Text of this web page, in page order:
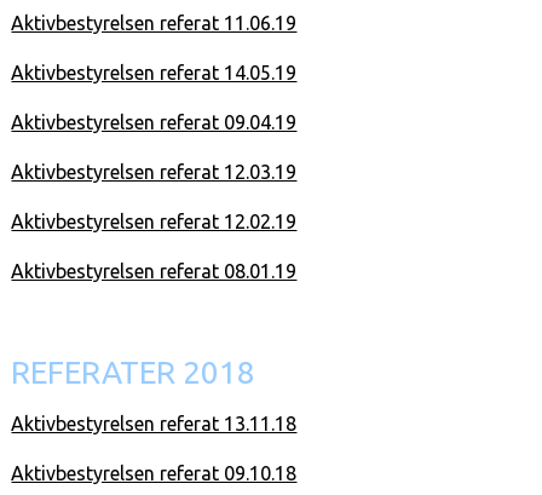
Aktivbestyrelsen referat 11.06.19
Aktivbestyrelsen referat 14.05.19
Aktivbestyrelsen referat 09.04.19
Aktivbestyrelsen referat 12.03.19
Aktivbestyrelsen referat 12.02.19
Aktivbestyrelsen referat 08.01.19
REFERATER 2018
Aktivbestyrelsen referat 13.11.18
Aktivbestyrelsen referat 09.10.18